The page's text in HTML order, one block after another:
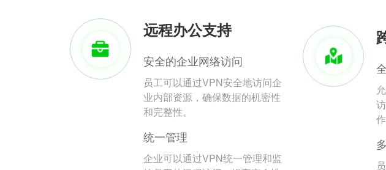
远程办公支持
安全的企业网络访问
员工可以通过VPN安全地访问企
业内部资源，确保数据的机密性
和完整性。
统一管理
企业可以通过VPN统一管理和监
作